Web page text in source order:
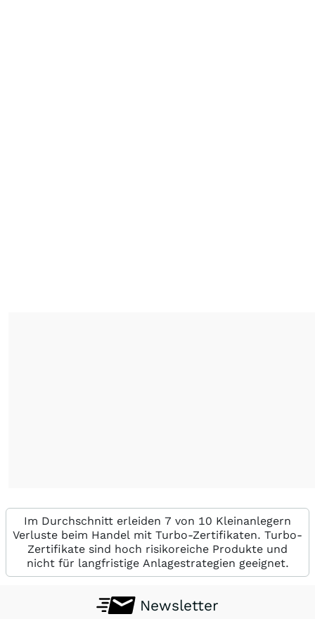
Im Durchschnitt erleiden 7 von 10 Kleinanlegern
Verluste beim Handel mit Turbo-Zertifikaten. Turbo-
Zertifikate sind hoch risikoreiche Produkte und
nicht für langfristige Anlagestrategien geeignet.
Newsletter